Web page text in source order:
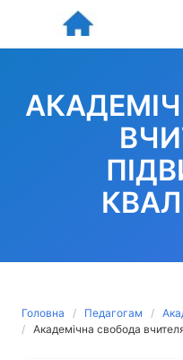
content
Головна Педагогам
Академічна свобода